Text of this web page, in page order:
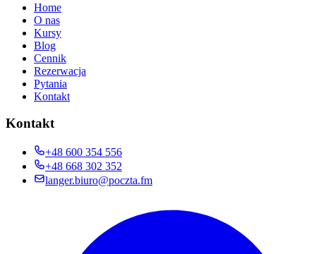
Home
O nas
Kursy
Blog
Cennik
Rezerwacja
Pytania
Kontakt
Kontakt
+48 600 354 556
+48 668 302 352
langer.biuro@poczta.fm